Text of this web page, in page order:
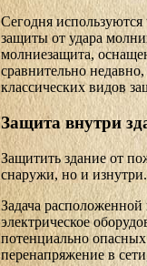
Сегодня
защиты от удара
молниезащита,
сравнительно
классических видов
Защита внутри
Защитить здание от
снаружи, но и изнутри.
Задача
электрическое
потенциально
перенапряжение в